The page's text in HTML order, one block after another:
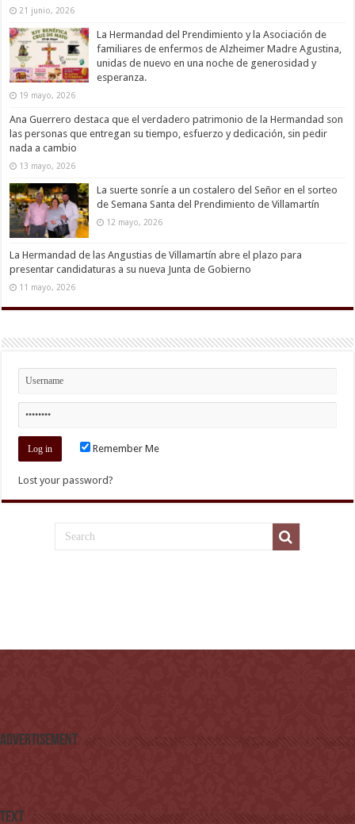
21 junio, 2026
La Hermandad del Prendimiento y la Asociación de
familiares de enfermos de Alzheimer Madre Agustina,
unidas de nuevo en una noche de generosidad y
esperanza.
19 mayo, 2026
Ana Guerrero destaca que el verdadero patrimonio de la Hermandad son
las personas que entregan su tiempo, esfuerzo y dedicación, sin pedir
nada a cambio
13 mayo, 2026
La suerte sonríe a un costalero del Señor en el sorteo
de Semana Santa del Prendimiento de Villamartín
12 mayo, 2026
La Hermandad de las Angustias de Villamartín abre el plazo para
presentar candidaturas a su nueva Junta de Gobierno
11 mayo, 2026
Remember Me
Lost your password?
Advertisement
Text